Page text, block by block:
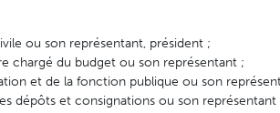
ou son représentant, président ;
chargé du budget ou son représentant ;
et de la fonction publique ou son
dépôts et consignations ou son représentant